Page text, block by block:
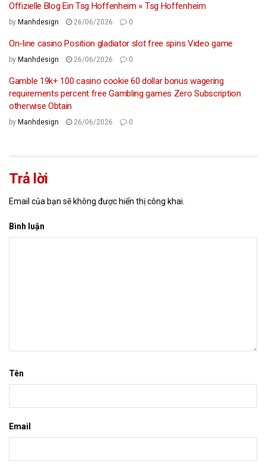
Offizielle Blog Ein Tsg Hoffenheim » Tsg Hoffenheim
by Manhdesign 26/06/2026 0
On-line casino Position gladiator slot free spins Video game
by Manhdesign 26/06/2026 0
Gamble 19k+ 100 casino cookie 60 dollar bonus wagering
requirements percent free Gambling games Zero Subscription
otherwise Obtain
by Manhdesign 26/06/2026 0
Trả lời
Email của bạn sẽ không được hiển thị công khai.
Bình luận
Tên
Email